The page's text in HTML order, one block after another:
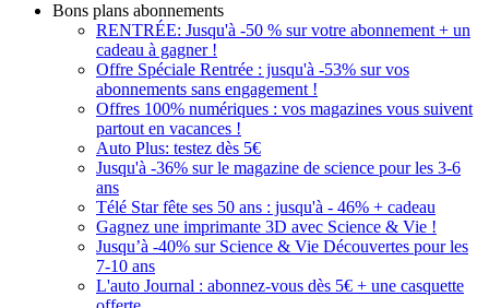
Bons plans abonnements
RENTRÉE: Jusqu'à -50 % sur votre abonnement + un
cadeau à gagner !
Offre Spéciale Rentrée : jusqu'à -53% sur vos
abonnements sans engagement !
Offres 100% numériques : vos magazines vous suivent
partout en vacances !
Auto Plus: testez dès 5€
Jusqu'à -36% sur le magazine de science pour les 3-6
ans
Télé Star fête ses 50 ans : jusqu'à - 46% + cadeau
Gagnez une imprimante 3D avec Science & Vie !
Jusqu’à -40% sur Science & Vie Découvertes pour les
7-10 ans
L'auto Journal : abonnez-vous dès 5€ + une casquette